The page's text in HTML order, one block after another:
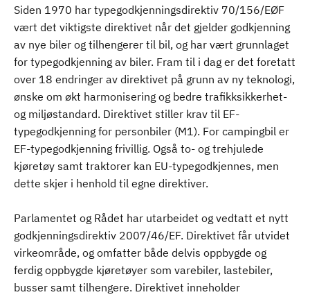
Siden 1970 har typegodkjenningsdirektiv 70/156/EØF
vært det viktigste direktivet når det gjelder godkjenning
av nye biler og tilhengerer til bil, og har vært grunnlaget
for typegodkjenning av biler. Fram til i dag er det foretatt
over 18 endringer av direktivet på grunn av ny teknologi,
ønske om økt harmonisering og bedre trafikksikkerhet-
og miljøstandard. Direktivet stiller krav til EF-
typegodkjenning for personbiler (M1). For campingbil er
EF-typegodkjenning frivillig. Også to- og trehjulede
kjøretøy samt traktorer kan EU-typegodkjennes, men
dette skjer i henhold til egne direktiver.
Parlamentet og Rådet har utarbeidet og vedtatt et nytt
godkjenningsdirektiv 2007/46/EF. Direktivet får utvidet
virkeområde, og omfatter både delvis oppbygde og
ferdig oppbygde kjøretøyer som varebiler, lastebiler,
busser samt tilhengere. Direktivet inneholder